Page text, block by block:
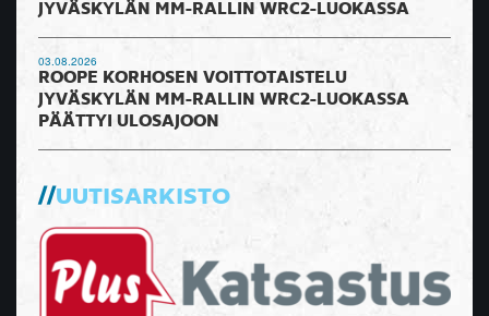
JYVÄSKYLÄN MM-RALLIN WRC2-LUOKASSA
03.08.2026
ROOPE KORHOSEN VOITTOTAISTELU
JYVÄSKYLÄN MM-RALLIN WRC2-LUOKASSA
PÄÄTTYI ULOSAJOON
UUTISARKISTO